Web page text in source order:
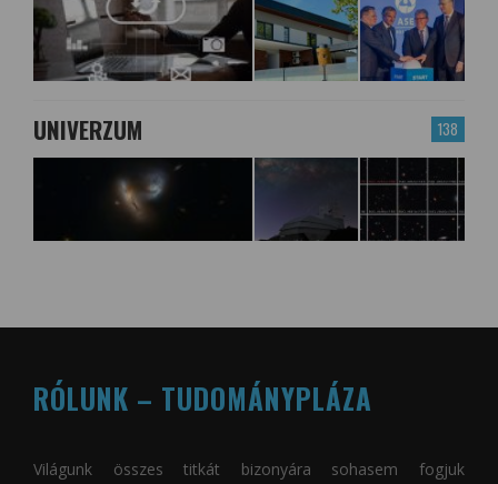
138
UNIVERZUM
RÓLUNK – TUDOMÁNYPLÁZA
Világunk összes titkát bizonyára sohasem fogjuk